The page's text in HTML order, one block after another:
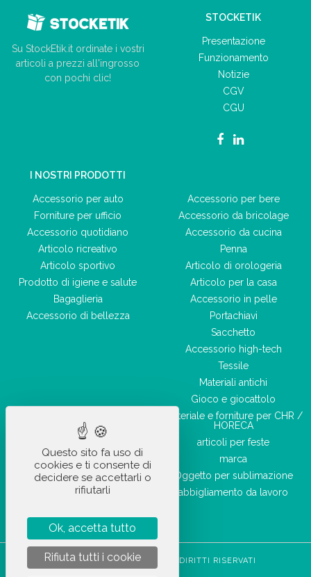
Su StockEtik.it ordinate i vostri
articoli a prezzi all'ingrosso
con pochi clic!
STOCKETIK
Presentazione
Funzionamento
Notizie
CGV
CGU
I NOSTRI PRODOTTI
Accessorio per auto
Forniture per ufficio
Accessorio quotidiano
Articolo ricreativo
Articolo sportivo
Prodotto di igiene e salute
Bagaglieria
Accessorio di bellezza
Accessorio per bere
Accessorio da bricolage
Accessorio da cucina
Penna
Articolo di orologeria
Articolo per la casa
Accessorio in pelle
Portachiavi
Sacchetto
Accessorio high-tech
Tessile
Materiali antichi
Gioco e giocattolo
Materiale e forniture per CHR /
HORECA
articoli per feste
marca
Oggetto per sublimazione
abbigliamento da lavoro
STOCKETIK © 2023 - TUTTI I DIRITTI RISERVATI
Questo sito fa uso di
cookies e ti consente di
decidere se accettarli o
rifiutarli
Ok, accetta tutto
Rifiuta tutti i cookie